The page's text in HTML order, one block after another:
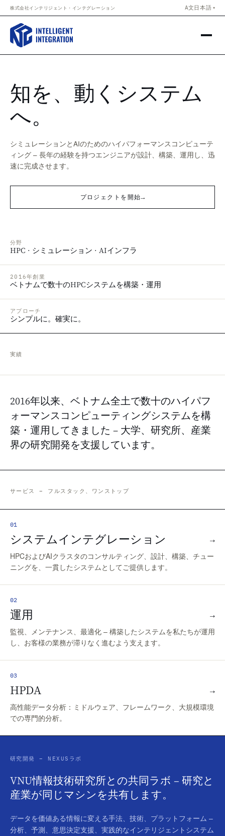
Skip to content
株式会社インテリジェント・インテグレーション A文日本語 ▼
知を、動くシステム
へ。
シミュレーションとAIのためのハイパフォーマンスコンピューテ
ィング – 長年の経験を持つエンジニアが設計、構築、運用し、迅
速に完成させます。
プロジェクトを開始→
分野
HPC · シミュレーション · AIインフラ
2016年創業
ベトナムで数十のHPCシステムを構築・運用
アプローチ
シンプルに。確実に。
実績
2016年以来、ベトナム全土で数十のハイパフ
ォーマンスコンピューティングシステムを構
築・運用してきました – 大学、研究所、産業
界の研究開発を支援しています。
サービス – フルスタック、ワンストップ
01
システムインテグレーション
HPCおよびAIクラスタのコンサルティング、設計、構築、チュー
ニングを、一貫したシステムとしてご提供します。
→
02
運用
監視、メンテナンス、最適化 – 構築したシステムを私たちが運用
し、お客様の業務が滞りなく進むよう支えます。
→
03
HPDA
高性能データ分析：ミドルウェア、フレームワーク、大規模環境
での専門的分析。
→
研究開発 – NEXUSラボ
VNU情報技術研究所との共同ラボ – 研究と
産業が同じマシンを共有します。
データを価値ある情報に変える手法、技術、プラットフォーム –
分析、予測、意思決定支援、実践的なインテリジェントシステム